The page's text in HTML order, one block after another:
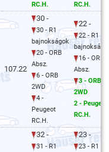
RC.H.
RC.H.
107.22
30 -
30 - R1
bajnokságok
20 - ORB
Absz.
6 - ORB
2WD
4 -
Peugeot
RC.H.
22 -
22 - R1
16 - ORB
Absz.
3 - ORB
2WD
2 - Peugeot
RC.H.
32 -
31 - R1
23 -
23 - R1